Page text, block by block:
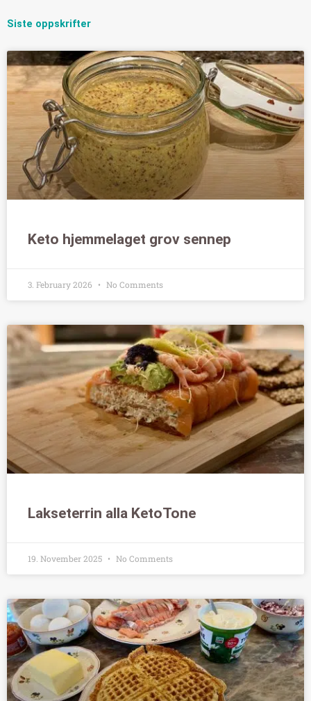
Siste oppskrifter
Keto hjemmelaget grov sennep
3. February 2026 No Comments
Lakseterrin alla KetoTone
19. November 2025 No Comments